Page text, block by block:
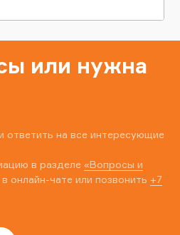
или нужна
на все интересующие
в разделе «Вопросы и
онлайн-чате или позвонить +7